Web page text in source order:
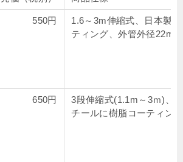
550円
1.6～3m伸縮式、日本製
ティング、外管外径22mm
650円
3段伸縮式(1.1m～3ｍ)、
チールに樹脂コーティン